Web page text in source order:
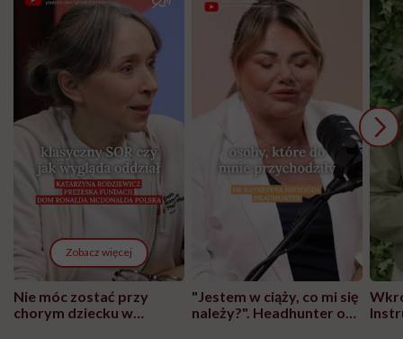
Zobacz więcej
Nie móc zostać przy
chorym dziecku w
"Jestem w ciąży, co mi się
należy?". Headhunter o